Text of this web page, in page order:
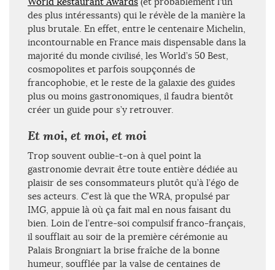
des plus intéressants) qui le révèle de la manière la
plus brutale. En effet, entre le centenaire Michelin,
incontournable en France mais dispensable dans la
majorité du monde civilisé, les World’s 50 Best,
cosmopolites et parfois soupçonnés de
francophobie, et le reste de la galaxie des guides
plus ou moins gastronomiques, il faudra bientôt
créer un guide pour s’y retrouver.
Et moi, et moi, et moi
Trop souvent oublie-t-on à quel point la
gastronomie devrait être toute entière dédiée au
plaisir de ses consommateurs plutôt qu’à l’égo de
ses acteurs. C’est là que the WRA, propulsé par
IMG, appuie là où ça fait mal en nous faisant du
bien. Loin de l’entre-soi compulsif franco-français,
il soufflait au soir de la première cérémonie au
Palais Brongniart la brise fraîche de la bonne
humeur, soufflée par la valse de centaines de